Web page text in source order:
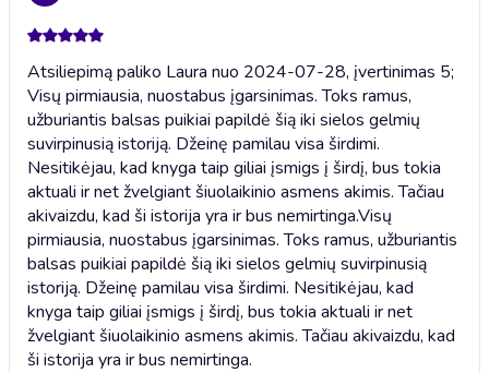
Atsiliepimą paliko Laura nuo 2024-07-28, įvertinimas 5;
Visų pirmiausia, nuostabus įgarsinimas. Toks ramus,
užburiantis balsas puikiai papildė šią iki sielos gelmių
suvirpinusią istoriją. Džeinę pamilau visa širdimi.
Nesitikėjau, kad knyga taip giliai įsmigs į širdį, bus tokia
aktuali ir net žvelgiant šiuolaikinio asmens akimis. Tačiau
akivaizdu, kad ši istorija yra ir bus nemirtinga.Visų
pirmiausia, nuostabus įgarsinimas. Toks ramus, užburiantis
balsas puikiai papildė šią iki sielos gelmių suvirpinusią
istoriją. Džeinę pamilau visa širdimi. Nesitikėjau, kad
knyga taip giliai įsmigs į širdį, bus tokia aktuali ir net
žvelgiant šiuolaikinio asmens akimis. Tačiau akivaizdu, kad
ši istorija yra ir bus nemirtinga.